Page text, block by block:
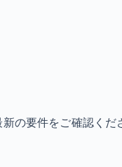
の要件をご確認くだ